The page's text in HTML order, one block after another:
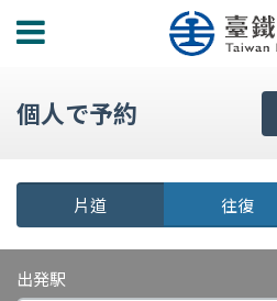
功
單
個人で予約
片道 往復
出発駅